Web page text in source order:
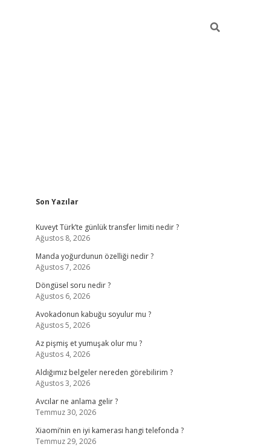
Sidebar
Son Yazılar
Kuveyt Türk’te günlük transfer limiti nedir ?
Ağustos 8, 2026
Manda yoğurdunun özelliği nedir ?
Ağustos 7, 2026
Döngüsel soru nedir ?
Ağustos 6, 2026
Avokadonun kabuğu soyulur mu ?
Ağustos 5, 2026
Az pişmiş et yumuşak olur mu ?
Ağustos 4, 2026
Aldığımız belgeler nereden görebilirim ?
Ağustos 3, 2026
Avcılar ne anlama gelir ?
Temmuz 30, 2026
Xiaomi’nin en iyi kamerası hangi telefonda ?
Temmuz 29, 2026